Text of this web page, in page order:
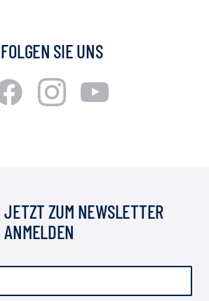
FOLGEN SIE UNS
JETZT ZUM NEWSLETTER
ANMELDEN